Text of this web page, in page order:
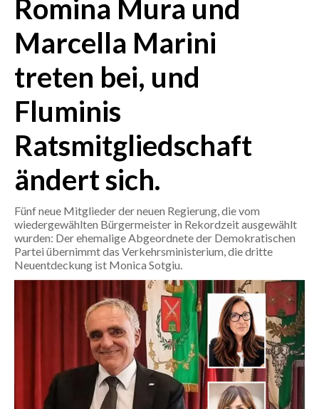
CRONACA
ITALIA
MONDO
POLITICA
ECONOMIA
SERVIZI ALLE IMPRESE
BANDI
SPORT IN SARDEGNA
RISULTATI E CLASSIFICHE
CALCIO REGIONALE
VOLLEY
Romina Mura und
Marcella Marini
treten bei, und
Fluminis
Ratsmitgliedschaft
ändert sich.
Fünf neue Mitglieder der neuen Regierung, die vom
wiedergewählten Bürgermeister in Rekordzeit ausgewählt
wurden: Der ehemalige Abgeordnete der Demokratischen
Partei übernimmt das Verkehrsministerium, die dritte
Neuentdeckung ist Monica Sotgiu.